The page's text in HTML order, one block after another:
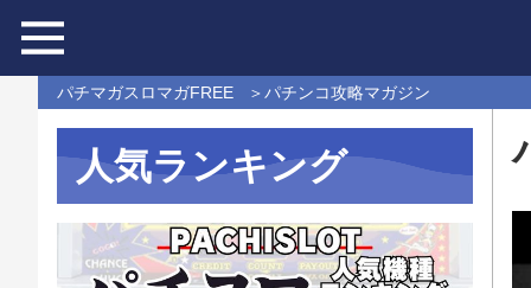
パチマガスロマガFREE パチンコ攻略マガジン
人気ランキング